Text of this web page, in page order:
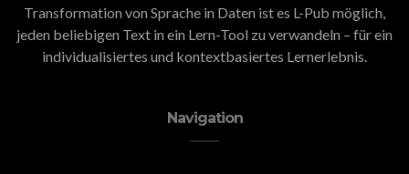
Transformation von Sprache in Daten ist es L-Pub möglich,
jeden beliebigen Text in ein Lern-Tool zu verwandeln – für ein
individualisiertes und kontextbasiertes Lernerlebnis.
Navigation